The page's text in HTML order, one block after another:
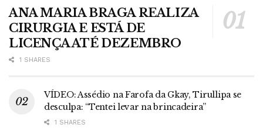
ANA MARIA BRAGA REALIZA
CIRURGIA E ESTÁ DE
LICENÇA ATÉ DEZEMBRO
1 SHARES
VÍDEO: Assédio na Farofa da Gkay, Tirullipa se
desculpa: “Tentei levar na brincadeira”
1 SHARES